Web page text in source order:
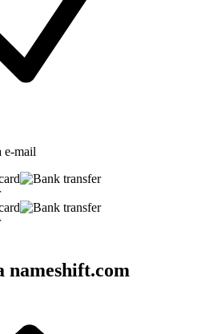
e-mail
nameshift.com